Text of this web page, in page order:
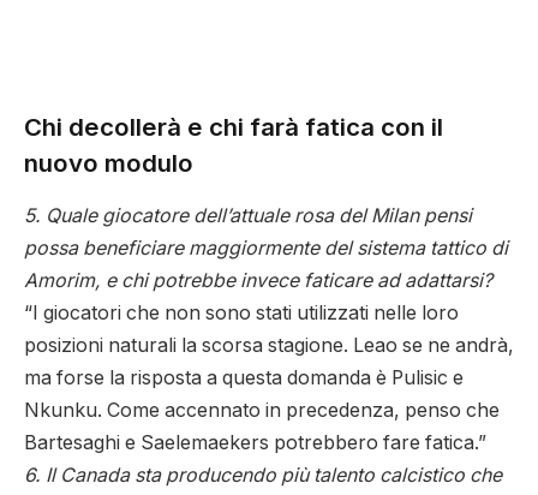
Chi decollerà e chi farà fatica con il
nuovo modulo
5. Quale giocatore dell’attuale rosa del Milan pensi
possa beneficiare maggiormente del sistema tattico di
Amorim, e chi potrebbe invece faticare ad adattarsi?
“I giocatori che non sono stati utilizzati nelle loro
posizioni naturali la scorsa stagione. Leao se ne andrà,
ma forse la risposta a questa domanda è Pulisic e
Nkunku. Come accennato in precedenza, penso che
Bartesaghi e Saelemaekers potrebbero fare fatica.”
6. Il Canada sta producendo più talento calcistico che